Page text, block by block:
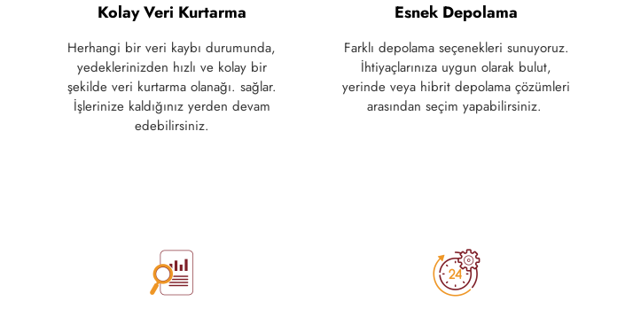
Kolay Veri Kurtarma
Herhangi bir veri kaybı durumunda,
yedeklerinizden hızlı ve kolay bir
şekilde veri kurtarma olanağı. sağlar.
İşlerinize kaldığınız yerden devam
edebilirsiniz.
Esnek Depolama
Farklı depolama seçenekleri sunuyoruz.
İhtiyaçlarınıza uygun olarak bulut,
yerinde veya hibrit depolama çözümleri
arasından seçim yapabilirsiniz.